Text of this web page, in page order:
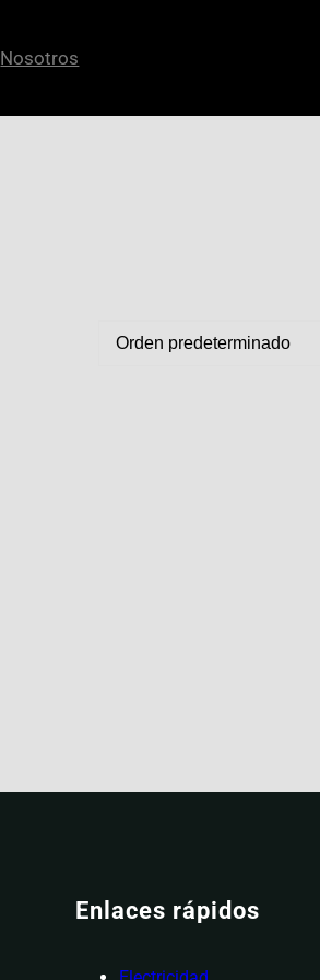
Nosotros
Enlaces rápidos